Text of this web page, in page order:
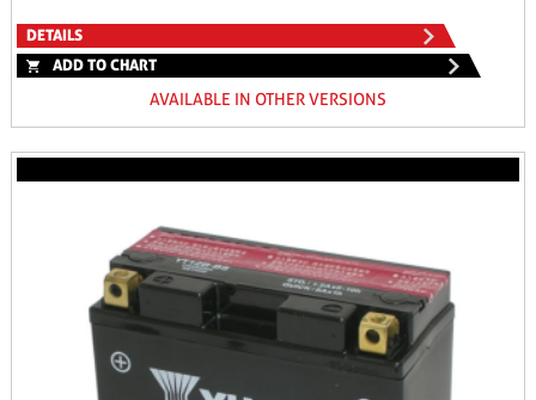
DETAILS
ADD TO CHART
AVAILABLE IN OTHER VERSIONS